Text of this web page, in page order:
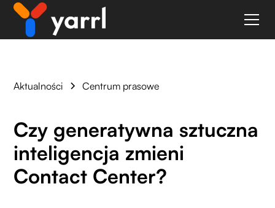
Aktualności Centrum prasowe
Czy generatywna sztuczna
inteligencja zmieni
Contact Center?